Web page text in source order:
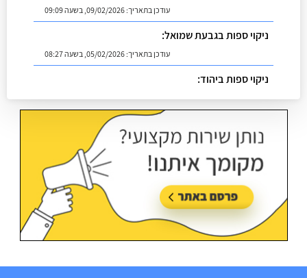
עודכן בתאריך:09/02/2026, בשעה 09:09
ניקוי ספות בגבעת שמואל:
עודכן בתאריך:05/02/2026, בשעה 08:27
ניקוי ספות ביהוד:
עודכן בתאריך:02/07/2026, בשעה 08:53